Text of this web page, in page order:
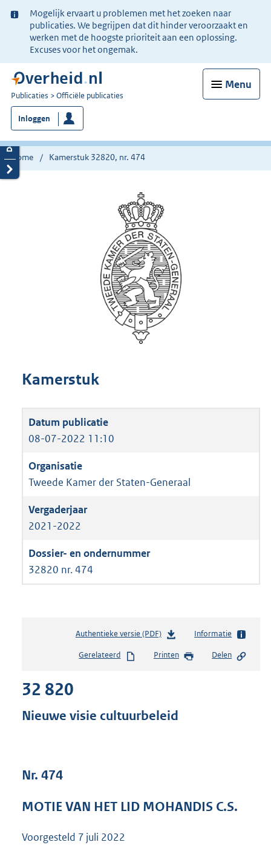
Ter
informatie:
Mogelijk ervaart u problemen met het zoeken naar
publicaties. We begrijpen dat dit hinder veroorzaakt en
werken met de hoogste prioriteit aan een oplossing.
Excuses voor het ongemak.
Menu
U
bent
nu
hier:
Publicaties Officiële publicaties
Inloggen
Home Kamerstuk 32820, nr. 474
Kamerstuk
08-07-2022 11:10
Tweede Kamer der Staten-Generaal
2021-2022
32820 nr. 474
Authentieke versie (PDF)b
s
s
e
Informatie
Gerelateerd Printen Delen
32 820
Nieuwe visie cultuurbeleid
Nr. 474
MOTIE VAN HET LID MOHANDIS C.S.
Voorgesteld 7 juli 2022